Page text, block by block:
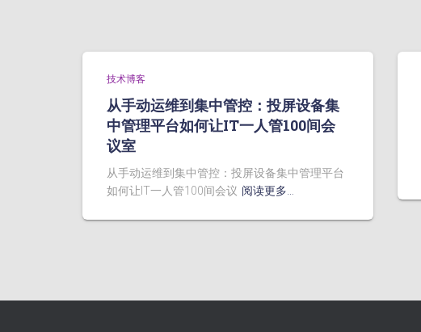
技术博客
从手动运维到集中管控：投屏设备集
中管理平台如何让IT一人管100间会
议室
从手动运维到集中管控：投屏设备集中管理平台
如何让IT一人管100间会议 阅读更多…